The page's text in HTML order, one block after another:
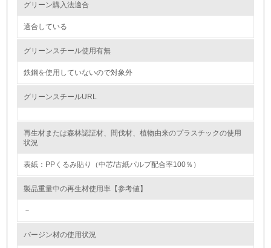
レベル2
5.
環境取り組み体制と成果を定期的に検証して次の活動に活
グリーン購入法適合
適合している
グリーンスチール使用有無
鉄鋼を使用していないので対象外
グリーンスチールURL
再生材または森林認証材、間伐材、植物由来のプラスチックの使用
状況
表紙：PPくるみ貼り（中芯/古紙パルプ配合率100％）
製品重量中の再生材使用率【参考値】
－
バージン材の使用状況